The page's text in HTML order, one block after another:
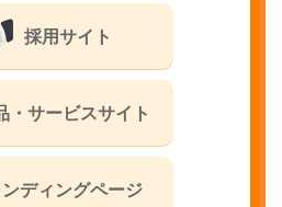
採用サイト
・サービスサイト
ディングページ